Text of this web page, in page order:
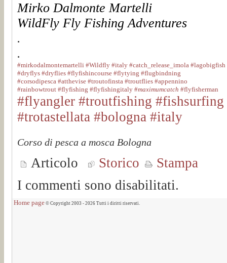
Mirko Dalmonte Martelli
WildFly Fly Fishing Adventures
.
.
#mirkodalmontemartelli #Wildfly #italy #catch_release_imola #lagobigfish
#dryflys #dryflies #flyfishincourse #flytying #flugbindning
#corsodipesca #atthevise #troutofinsta #troutflies #appennino
#rainbowtrout #flyfishing #flyfishingitaly #maximumcatch #flyfisherman
#flyangler #troutfishing #fishsurfing
#trotastellata #bologna #italy
Corso di pesca a mosca Bologna
Articolo Storico
Stampa
I commenti sono disabilitati.
Home page © Copyright 2003 - 2026 Tutti i diritti riservati.